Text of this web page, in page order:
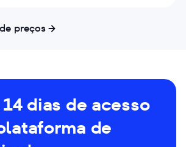
preços
dias de acesso
de